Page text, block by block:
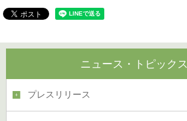
ニュース・トピックス
プレスリリース